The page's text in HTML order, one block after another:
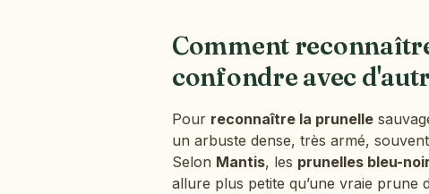
Comment
confondre avec
Pour reconnaître la prunelle
un arbuste dense, très armé,
Selon Mantis, les prunelles bleu-noir
allure plus petite qu’une vraie prune